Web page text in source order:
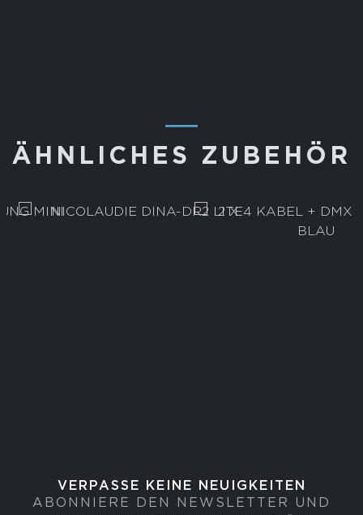
―
ÄHNLICHES ZUBEHÖR
VERPASSE KEINE NEUIGKEITEN
ABONNIERE DEN NEWSLETTER UND